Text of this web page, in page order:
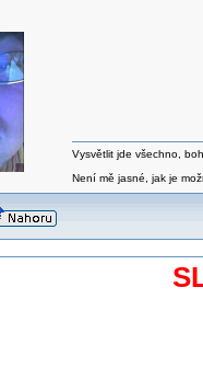
Vysvětlit jde všechno,
Není mě jasné, jak je